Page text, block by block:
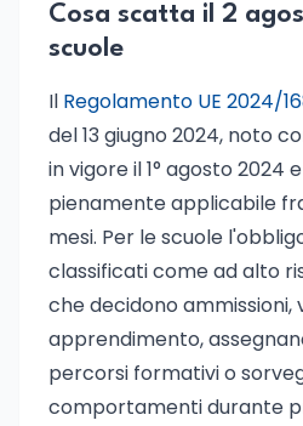
Cosa scatta il 2
scuole
Il Regolamento UE 2024/
del 13 giugno 2024, noto
in vigore il 1° agosto 2024
pienamente applicabile
mesi. Per le scuole
classificati come ad alto
che decidono ammissioni,
apprendimento,
percorsi formativi o
comportamenti durante